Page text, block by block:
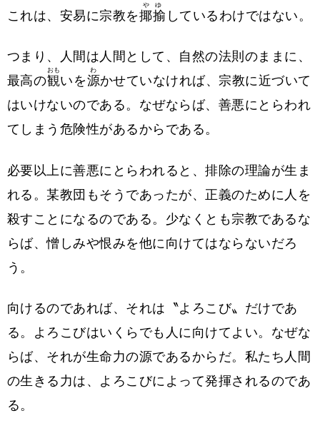
これは、安易に宗教を揶揄
やゆ
しているわけではない。
つまり、人間は人間として、自然の法則のままに、
最高の観
おも
いを源
わ
かせていなければ、宗教に近づいて
はいけないのである。なぜならば、善悪にとらわれ
てしまう危険性があるからである。
必要以上に善悪にとらわれると、排除の理論が生ま
れる。某教団もそうであったが、正義のために人を
殺すことになるのである。少なくとも宗教であるな
らば、憎しみや恨みを他に向けてはならないだろ
う。
向けるのであれば、それは〝よろこび〟だけであ
る。よろこびはいくらでも人に向けてよい。なぜな
らば、それが生命力の源であるからだ。私たち人間
の生きる力は、よろこびによって発揮されるのであ
る。